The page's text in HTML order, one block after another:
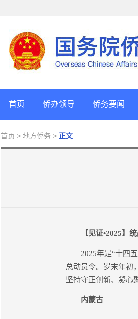
首页 侨办领导 侨务要闻
首页 > 地方侨务 > 正文
【见证•2025
2025年是“十四五”
总动员令‌。岁末年初
坚持守正创新、凝心
内蒙古